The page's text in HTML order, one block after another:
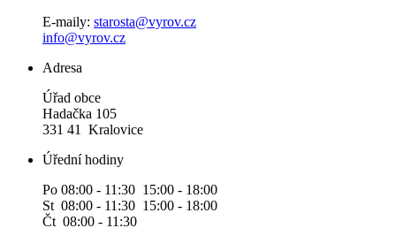
E-maily: starosta@vyrov.cz
info@vyrov.cz
Adresa
Úřad obce
Hadačka 105
331 41 Kralovice
Úřední hodiny
Po 08:00 - 11:30 15:00 - 18:00
St 08:00 - 11:30 15:00 - 18:00
Čt 08:00 - 11:30